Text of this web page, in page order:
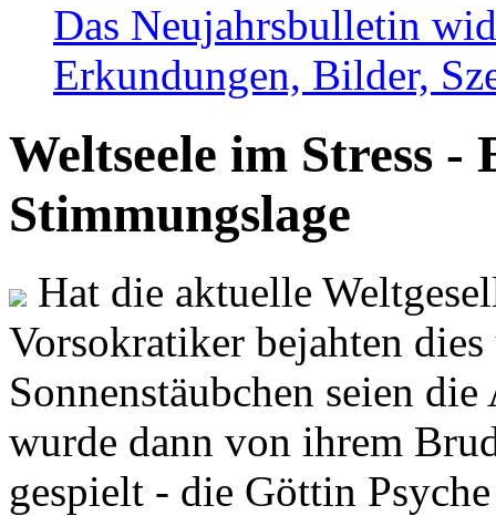
Das Neujahrsbulletin
Erkundungen, Bilder,
Weltseele im Stress -
Stimmungslage
Hat die aktuelle
Vorsokratiker bejahten
Sonnenstäubchen seien
wurde dann von ihrem
gespielt - die Göttin